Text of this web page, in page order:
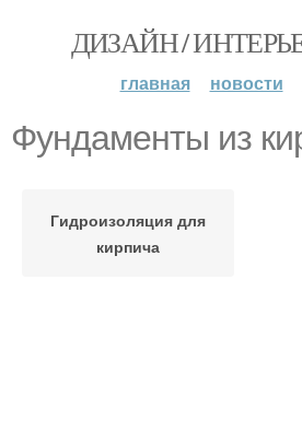
ДИЗАЙН /
главная новости
Фундаменты из
Гидроизоляция для
кирпича